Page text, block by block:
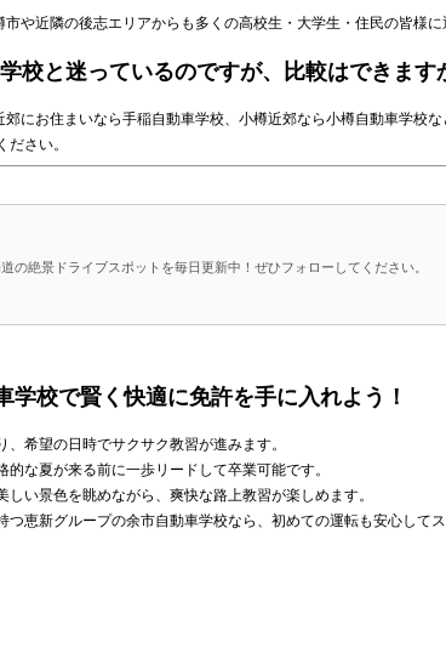
や近隣の後志エリアからも多くの高校生・大学生・住民の皆様に
校と迷っているのですが、比較はできます
にお住まいなら手稲自動車学校、小樽近郊なら小樽自動車学校
ださい。
の絶景ドライブスポットを毎日更新中！ぜひフォローしてください。
学校で賢く快適に免許を手に入れよう！
、希望の日時でサクサク教習が進みます。
的な夏が来る前に一歩リードして卒業可能です。
しい景色を眺めながら、爽快な路上教習が楽しめます。
つ恵新グループの余市自動車学校なら、初めての運転も安心して